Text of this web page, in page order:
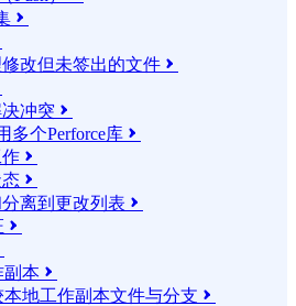

改但未签出的文件 
冲突 
多个Perforce库 


离到更改列表 

副本 
本地工作副本文件与分支 